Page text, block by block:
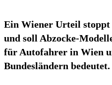
Ein Wiener Urteil
und soll Abzocke-
für Autofahrer in Wien
Bundesländern bedeutet.